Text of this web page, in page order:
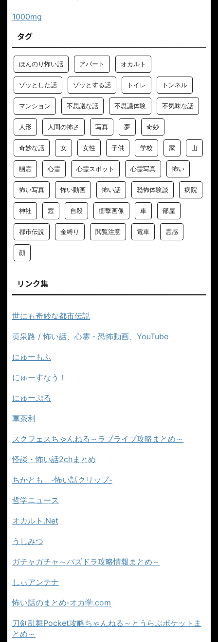
1000mg
タグ
ほんのり怖い話 アパート オカルト
ゾッとした話 ゾッとする話 トイレ トンネル
マンション 不思議な話 不思議体験 不気味な話
人形 人間の怖さ 写真 夢 奇妙
奇妙な話 女 女性 子供 学校 家 山
幽霊 心霊 心霊スポット 心霊写真 怖い
怖い写真 怖い動画 怖い話 恐怖体験談 病院
神社 窓 自殺 衝撃画像 車 部屋
都市伝説 金縛り 閲覧注意 電車 霊感
顔
リンク集
世にも奇妙な都市伝説
黄泉路 / 怖い話、心霊・恐怖動画、YouTube
にゅーもふ
にゅーすなう！
にゅーぷる
軍茶利
スクフェスちゃんねる～ラブライブ攻略まとめ～
怪談・怖い話2chまとめ
ちかとも -怖い話クリップ-
哲学ニュース
オカルト.Net
うしみつ
ガチャガチャ～パズドラ攻略情報まとめ～
しぃアンテナ
怖い話のまとめ‐オカ学.com
刀剣乱舞Pocket攻略ちゃんねる～とうらぶポケットま
とめ～